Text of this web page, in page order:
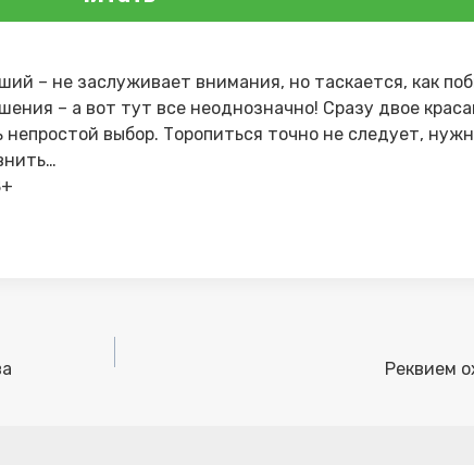
– не заслуживает внимания, но таскается, как
– а вот тут все неоднозначно! Сразу двое
выбор. Торопиться точно не следует,
Реквием